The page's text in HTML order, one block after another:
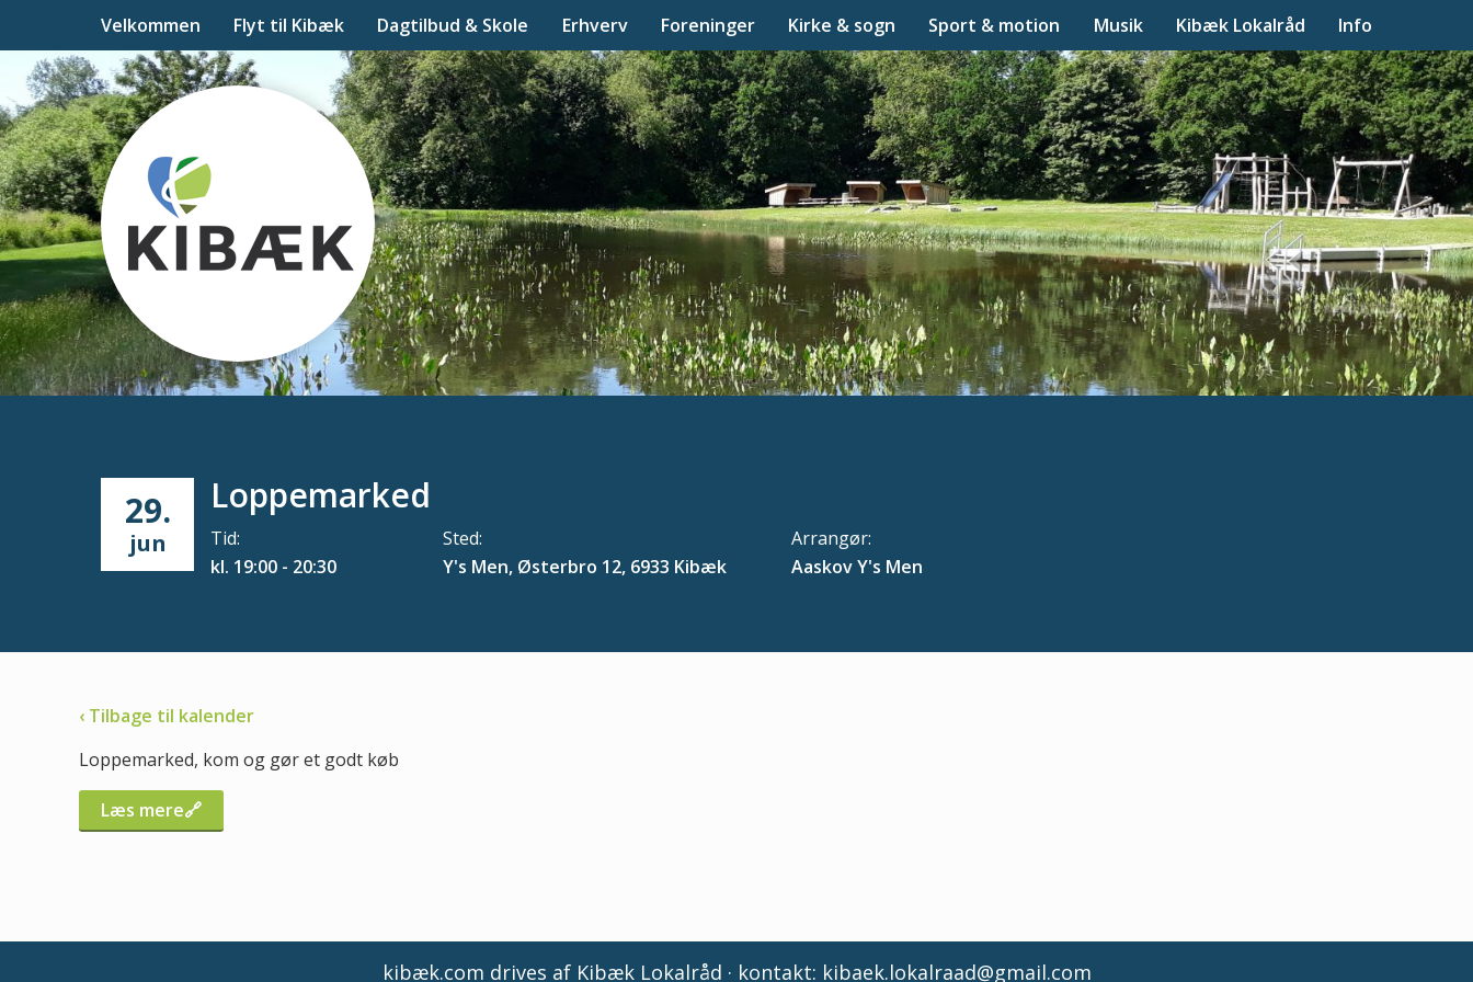
Velkommen Flyt til Kibæk Dagtilbud & Skole Erhverv Foreninger Kirke & sogn Sport & motion Musik Kibæk Lokalråd Info
29.
jun
Loppemarked
Tid:
kl. 19:00 - 20:30
Sted:
Y's Men, Østerbro 12, 6933 Kibæk
Arrangør:
Aaskov Y's Men
‹ Tilbage til kalender
Loppemarked, kom og gør et godt køb
Læs mere
kibæk.com drives af Kibæk Lokalråd · kontakt: kibaek.lokalraad@gmail.com